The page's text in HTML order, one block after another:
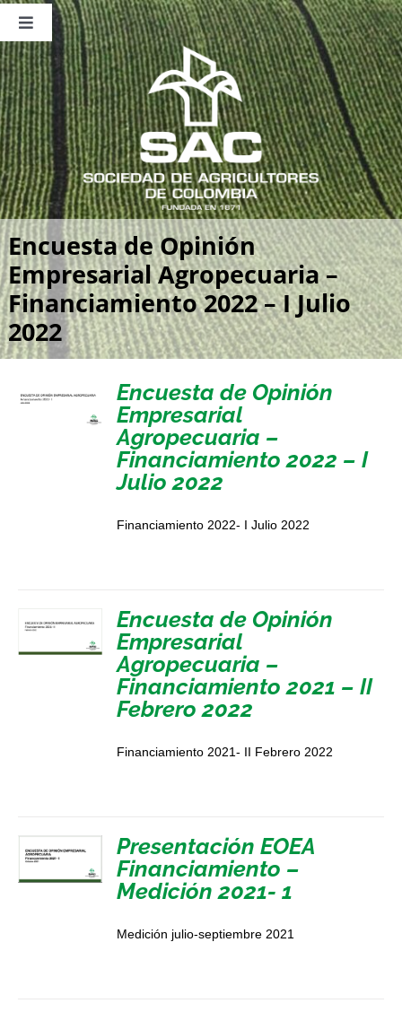
Saltar
contenido
Toggle
Navigation
Nosotros
Publicaciones
Sala de Prensa
Eventos
Encuesta de Opinión
Empresarial Agropecuaria –
Financiamiento 2022 – I Julio
2022
Encuesta de Opinión
Empresarial
Agropecuaria –
Financiamiento 2022 – I
Julio 2022
Financiamiento 2022- I Julio 2022
Encuesta de Opinión
Empresarial
Agropecuaria –
Financiamiento 2021 – II
Febrero 2022
Financiamiento 2021- II Febrero 2022
Presentación EOEA
Financiamiento –
Medición 2021- 1
Medición julio-septiembre 2021